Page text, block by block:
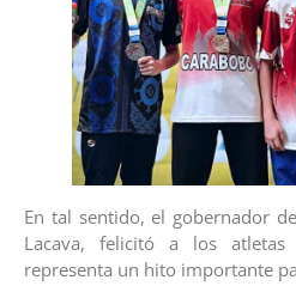
En tal sentido, el gobernador
Lacava, felicitó a los
representa un hito importante